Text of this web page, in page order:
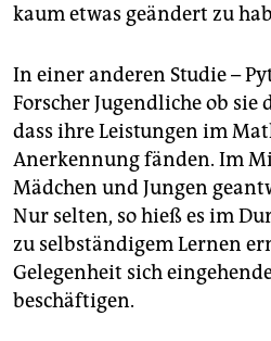
kaum etwas geändert zu
In einer anderen Studie –
Forscher Jugendliche ob sie
dass ihre Leistungen im
Anerkennung fänden. Im
Mädchen und Jungen
Nur selten, so hieß es im
zu selbständigem Lernen
Gelegenheit sich
beschäftigen.